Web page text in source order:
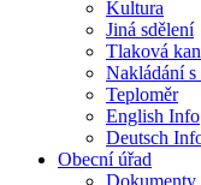
Kultura
Jiná sdělení
Tlaková
Nakládání s
Teploměr
English Info
Deutsch
Obecní úřad
Dokumenty